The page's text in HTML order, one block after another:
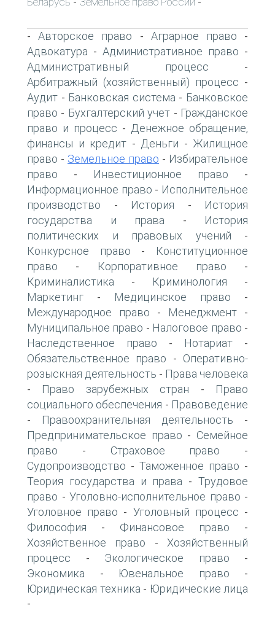
-Авторское право - Аграрное право -
Адвокатура - Административное право -
Административный процесс -
Арбитражный (хозяйственный) процесс -
Аудит - Банковская система - Банковское
право - Бухгалтерский учет - Гражданское
право и процесс - Денежное обращение,
финансы и кредит - Деньги - Жилищное
право - Земельное право - Избирательное
право - Инвестиционное право -
Информационное право - Исполнительное
производство - История -
История
государства и права -
История
политических и правовых учений -
Конкурсное право -
Конституционное
право - Корпоративное право -
Криминалистика - Криминология -
Маркетинг - Медицинское право -
Международное право - Менеджмент -
Муниципальное право - Налоговое право -
Наследственное право - Нотариат -
Обязательственное право - Оперативно-
розыскная деятельность - Права человека
- Право зарубежных стран -
Право
социального обеспечения - Правоведение
- Правоохранительная деятельность -
Предпринимательское право - Семейное
право - Страховое право -
Судопроизводство - Таможенное право -
Теория государства и права -Трудовое
право - Уголовно-исполнительное право -
Уголовное право - Уголовный процесс -
Философия - Финансовое право -
Хозяйственное право - Хозяйственный
процесс - Экологическое право -
Экономика - Ювенальное право -
Юридическая техника - Юридические лица
-